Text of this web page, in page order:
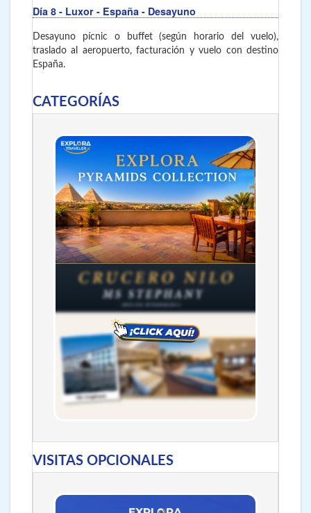
Día 8 - Luxor - España - Desayuno
Desayuno pícnic o buffet (según horario del vuelo),
traslado al aeropuerto, facturación y vuelo con destino
España.
CATEGORÍAS
VISITAS OPCIONALES